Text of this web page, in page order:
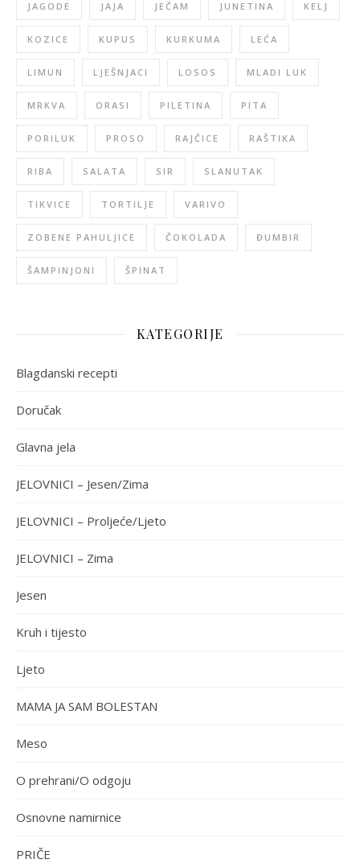
JAGODE JAJA JEČAM JUNETINA KELJ
KOZICE KUPUS KURKUMA LEĆA
LIMUN LJEŠNJACI LOSOS MLADI LUK
MRKVA ORASI PILETINA PITA
PORILUK PROSO RAJČICE RAŠTIKA
RIBA SALATA SIR SLANUTAK
TIKVICE TORTILJE VARIVO
ZOBENE PAHULJICE ČOKOLADA ĐUMBIR
ŠAMPINJONI ŠPINAT
KATEGORIJE
Blagdanski recepti
Doručak
Glavna jela
JELOVNICI – Jesen/Zima
JELOVNICI – Proljeće/Ljeto
JELOVNICI – Zima
Jesen
Kruh i tijesto
Ljeto
MAMA JA SAM BOLESTAN
Meso
O prehrani/O odgoju
Osnovne namirnice
PRIČE